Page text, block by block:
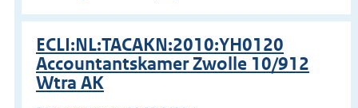
ECLI:NL:TACAKN:2010:YH0120
Accountantskamer Zwolle 10/912
Wtra AK